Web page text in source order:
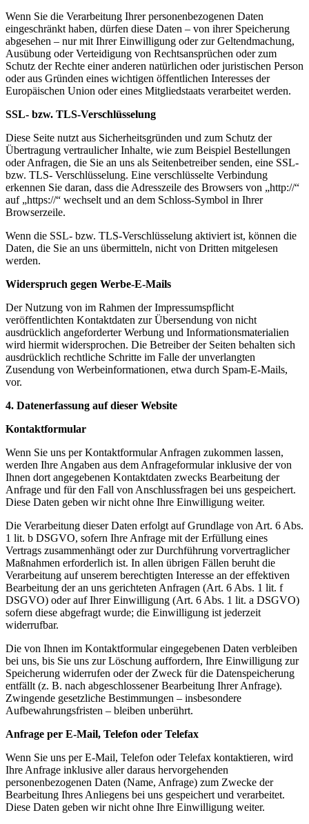
Wenn Sie die Verarbeitung Ihrer personenbezogenen Daten
eingeschränkt haben, dürfen diese Daten – von ihrer Speicherung
abgesehen – nur mit Ihrer Einwilligung oder zur Geltendmachung,
Ausübung oder Verteidigung von Rechtsansprüchen oder zum
Schutz der Rechte einer anderen natürlichen oder juristischen Person
oder aus Gründen eines wichtigen öffentlichen Interesses der
Europäischen Union oder eines Mitgliedstaats verarbeitet werden.
SSL- bzw. TLS-Verschlüsselung
Diese Seite nutzt aus Sicherheitsgründen und zum Schutz der
Übertragung vertraulicher Inhalte, wie zum Beispiel Bestellungen
oder Anfragen, die Sie an uns als Seitenbetreiber senden, eine SSL-
bzw. TLS- Verschlüsselung. Eine verschlüsselte Verbindung
erkennen Sie daran, dass die Adresszeile des Browsers von „http://“
auf „https://“ wechselt und an dem Schloss-Symbol in Ihrer
Browserzeile.
Wenn die SSL- bzw. TLS-Verschlüsselung aktiviert ist, können die
Daten, die Sie an uns übermitteln, nicht von Dritten mitgelesen
werden.
Widerspruch gegen Werbe-E-Mails
Der Nutzung von im Rahmen der Impressumspflicht
veröffentlichten Kontaktdaten zur Übersendung von nicht
ausdrücklich angeforderter Werbung und Informationsmaterialien
wird hiermit widersprochen. Die Betreiber der Seiten behalten sich
ausdrücklich rechtliche Schritte im Falle der unverlangten
Zusendung von Werbeinformationen, etwa durch Spam-E-Mails,
vor.
4. Datenerfassung auf dieser Website
Kontaktformular
Wenn Sie uns per Kontaktformular Anfragen zukommen lassen,
werden Ihre Angaben aus dem Anfrageformular inklusive der von
Ihnen dort angegebenen Kontaktdaten zwecks Bearbeitung der
Anfrage und für den Fall von Anschlussfragen bei uns gespeichert.
Diese Daten geben wir nicht ohne Ihre Einwilligung weiter.
Die Verarbeitung dieser Daten erfolgt auf Grundlage von Art. 6 Abs.
1 lit. b DSGVO, sofern Ihre Anfrage mit der Erfüllung eines
Vertrags zusammenhängt oder zur Durchführung vorvertraglicher
Maßnahmen erforderlich ist. In allen übrigen Fällen beruht die
Verarbeitung auf unserem berechtigten Interesse an der effektiven
Bearbeitung der an uns gerichteten Anfragen (Art. 6 Abs. 1 lit. f
DSGVO) oder auf Ihrer Einwilligung (Art. 6 Abs. 1 lit. a DSGVO)
sofern diese abgefragt wurde; die Einwilligung ist jederzeit
widerrufbar.
Die von Ihnen im Kontaktformular eingegebenen Daten verbleiben
bei uns, bis Sie uns zur Löschung auffordern, Ihre Einwilligung zur
Speicherung widerrufen oder der Zweck für die Datenspeicherung
entfällt (z. B. nach abgeschlossener Bearbeitung Ihrer Anfrage).
Zwingende gesetzliche Bestimmungen – insbesondere
Aufbewahrungsfristen – bleiben unberührt.
Anfrage per E-Mail, Telefon oder Telefax
Wenn Sie uns per E-Mail, Telefon oder Telefax kontaktieren, wird
Ihre Anfrage inklusive aller daraus hervorgehenden
personenbezogenen Daten (Name, Anfrage) zum Zwecke der
Bearbeitung Ihres Anliegens bei uns gespeichert und verarbeitet.
Diese Daten geben wir nicht ohne Ihre Einwilligung weiter.